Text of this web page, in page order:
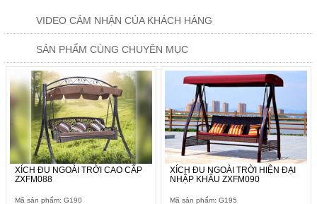
VIDEO CẢM NHẬN CỦA KHÁCH HÀNG
SẢN PHẨM CÙNG CHUYÊN MỤC
XÍCH ĐU NGOÀI TRỜI CAO CẤP
ZXFM088
Mã sản phẩm: G190
XÍCH ĐU NGOÀI TRỜI HIỆN ĐẠI
NHẬP KHẨU ZXFM090
Mã sản phẩm: G195